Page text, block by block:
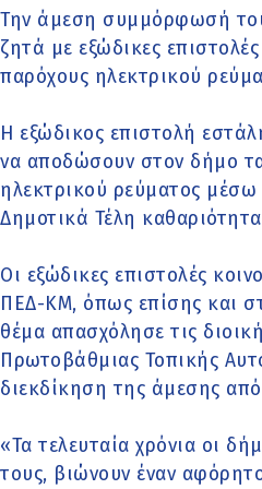
Την άμεση συμμόρφωσή
ζητά με εξώδικες
παρόχους ηλεκτρικού
Η εξώδικος επιστολή
να αποδώσουν στον δήμο
ηλεκτρικού ρεύματος
Δημοτικά Τέλη
Οι εξώδικες επιστολές
ΠΕΔ-ΚΜ, όπως επίσης και
θέμα απασχόλησε τις
Πρωτοβάθμιας Τοπικής
διεκδίκηση της άμεσης
«Τα τελευταία χρόνια οι
τους, βιώνουν έναν